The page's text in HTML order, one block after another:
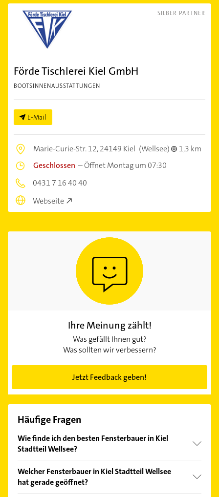
SILBER PARTNER
Förde Tischlerei Kiel GmbH
BOOTSINNENAUSSTATTUNGEN
E-Mail
Marie-Curie-Str. 12,24149 Kiel (Wellsee)
1,3 km
Geschlossen –Öffnet Montag um 07:30
0431 7 16 40 40
Webseite
Ihre Meinung zählt!
Was gefällt Ihnen gut?
Was sollten wir verbessern?
Jetzt Feedback geben!
Häufige Fragen
Wie finde ich den besten Fensterbauer in Kiel
Stadtteil Wellsee?
Kundenmeinungen und profitieren Sie von den
Empfehlungen. Die Suchergebnisse können Sie sich
Welcher Fensterbauer in Kiel Stadtteil Wellsee
hat gerade geöffnet?